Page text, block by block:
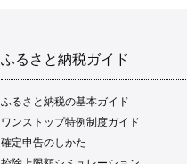
ふるさと納税ガイド
ふるさと納税の基本ガイド
ワンストップ特例制度ガイド
確定申告のしかた